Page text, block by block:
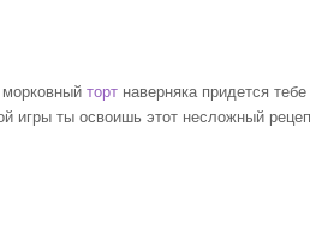
торт наверняка придется
игры ты освоишь этот несложный